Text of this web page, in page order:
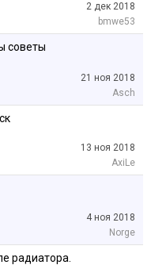
2 дек 2018
bmwe53
советы
21 ноя 2018
Asch
13 ноя 2018
AxiLe
4 ноя 2018
Norge
радиатора.